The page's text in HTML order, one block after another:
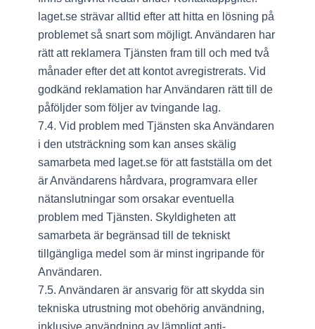
laget.se strävar alltid efter att hitta en lösning på
problemet så snart som möjligt. Användaren har
rätt att reklamera Tjänsten fram till och med två
månader efter det att kontot avregistrerats. Vid
godkänd reklamation har Användaren rätt till de
påföljder som följer av tvingande lag.
7.4. Vid problem med Tjänsten ska Användaren
i den utsträckning som kan anses skälig
samarbeta med laget.se för att fastställa om det
är Användarens hårdvara, programvara eller
nätanslutningar som orsakar eventuella
problem med Tjänsten. Skyldigheten att
samarbeta är begränsad till de tekniskt
tillgängliga medel som är minst ingripande för
Användaren.
7.5. Användaren är ansvarig för att skydda sin
tekniska utrustning mot obehörig användning,
inklusive användning av lämpligt anti-